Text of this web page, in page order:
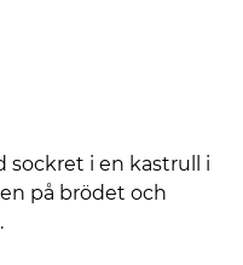
sockret i en kastrull i
på brödet och